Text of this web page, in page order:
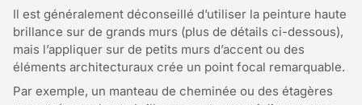
Il est généralement déconseillé d’utiliser la peinture haute
brillance sur de grands murs (plus de détails ci-dessous),
mais l’appliquer sur de petits murs d’accent ou des
éléments architecturaux crée un point focal remarquable.
Par exemple, un manteau de cheminée ou des étagères